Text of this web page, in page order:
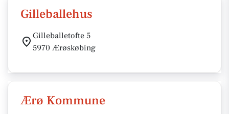
Gilleballehus
Gilleballetofte 5
5970 Ærøskøbing
Ærø Kommune